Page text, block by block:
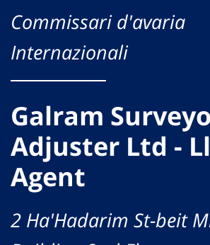
Commissari d'avaria
Internazionali
Galram
Adjuster Ltd -
Agent
2 Ha'Hadarim St-beit